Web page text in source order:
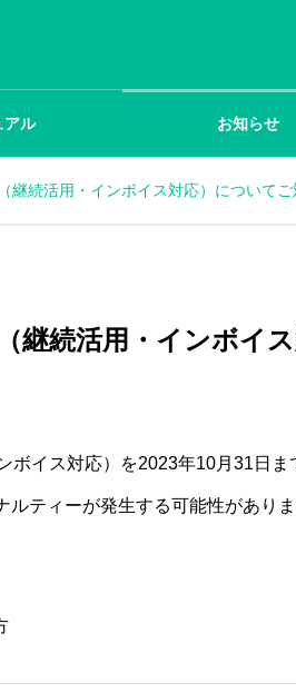
アル お知らせ
継続活用・インボイス対応）について
継続活用・インボイ
ボイス対応）を2023年10月31日
ティーが発生する可能性があり